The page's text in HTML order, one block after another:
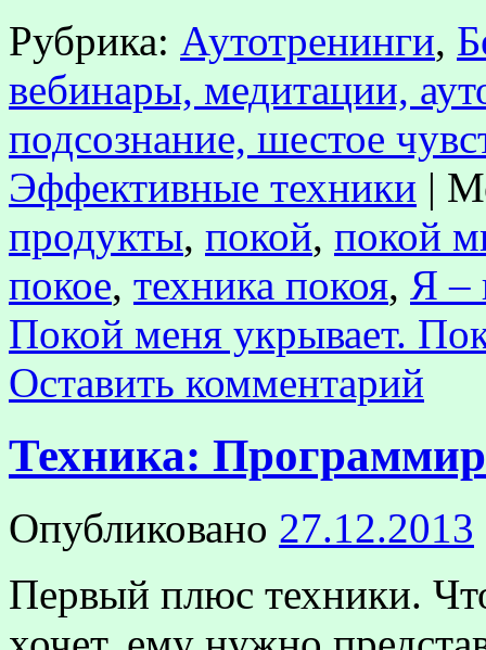
Рубрика: Аутотренинги,
вебинары, медитации,
подсознание, шестое
Эффективные техники |
продукты, покой, покой
покое, техника покоя, Я –
Покой меня укрывает.
Оставить комментарий
Техника:
Опубликовано 27.12.2013
Первый плюс техники.